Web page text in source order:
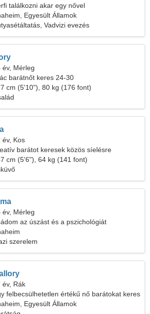
találkozni akar egy nővel
Egyesült Államok
Vadvizi evezés
év, Mérleg
barátnőt keres 24-30
cm (5'10"), 80 kg (176 font)
év, Kos
barátot keresek közös síelésre
cm (5'6"), 64 kg (141 font)
év, Mérleg
az úszást és a pszichológiát
szerelem
év, Rák
felbecsülhetetlen értékű nő barátokat keres
Egyesült Államok